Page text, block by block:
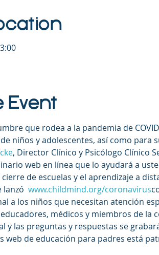
Event
que rodea a la pandemia de
niños y adolescentes, así como para
, Director Clínico y Psicólogo Clínico
web en línea que lo ayudará a
de escuelas y el aprendizaje a
lanzó www.childmind.org/coronavirus
a los niños que necesitan atención
médicos y miembros de
y las preguntas y respuestas se
web de educación para padres está